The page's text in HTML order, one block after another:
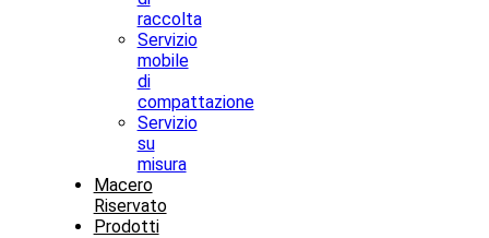
raccolta
Servizio
mobile
di
compattazione
Servizio
su
misura
Macero
Riservato
Prodotti